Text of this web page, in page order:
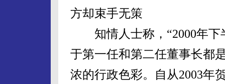
方却束手无策
知情人士称，“2000年下
于第一任和第二任董事长都
浓的行政色彩。自从2003年